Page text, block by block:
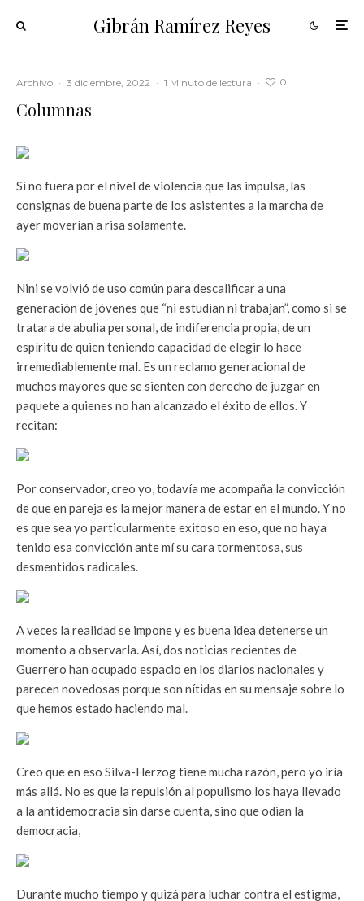
Gibrán Ramírez Reyes
Archivo · 3 diciembre, 2022 · 1 Minuto de lectura · 0
Columnas
Si no fuera por el nivel de violencia que las impulsa, las
consignas de buena parte de los asistentes a la marcha de
ayer moverían a risa solamente.
Nini se volvió de uso común para descalificar a una
generación de jóvenes que “ni estudian ni trabajan”, como si se
tratara de abulia personal, de indiferencia propia, de un
espíritu de quien teniendo capacidad de elegir lo hace
irremediablemente mal. Es un reclamo generacional de
muchos mayores que se sienten con derecho de juzgar en
paquete a quienes no han alcanzado el éxito de ellos. Y
recitan:
Por conservador, creo yo, todavía me acompaña la convicción
de que en pareja es la mejor manera de estar en el mundo. Y no
es que sea yo particularmente exitoso en eso, que no haya
tenido esa convicción ante mí su cara tormentosa, sus
desmentidos radicales.
A veces la realidad se impone y es buena idea detenerse un
momento a observarla. Así, dos noticias recientes de
Guerrero han ocupado espacio en los diarios nacionales y
parecen novedosas porque son nítidas en su mensaje sobre lo
que hemos estado haciendo mal.
Creo que en eso Silva-Herzog tiene mucha razón, pero yo iría
más allá. No es que la repulsión al populismo los haya llevado
a la antidemocracia sin darse cuenta, sino que odian la
democracia,
Durante mucho tiempo y quizá para luchar contra el estigma,